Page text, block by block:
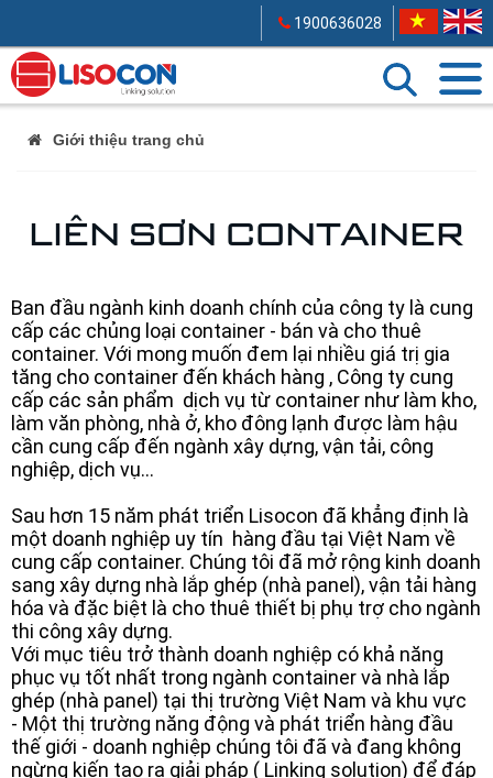
1900636028
Giới thiệu trang chủ
LIÊN SƠN CONTAINER
Ban đầu ngành kinh doanh chính của công ty là cung
cấp các chủng loại container - bán và cho thuê
container. Với mong muốn đem lại nhiều giá trị gia
tăng cho container đến khách hàng , Công ty cung
cấp các sản phẩm dịch vụ từ container như làm kho,
làm văn phòng, nhà ở, kho đông lạnh được làm hậu
cần cung cấp đến ngành xây dựng, vận tải, công
nghiệp, dịch vụ...
Sau hơn 15 năm phát triển Lisocon đã khẳng định là
một doanh nghiệp uy tín hàng đầu tại Việt Nam về
cung cấp container. Chúng tôi đã mở rộng kinh doanh
sang xây dựng nhà lắp ghép (nhà panel), vận tải hàng
hóa và đặc biệt là cho thuê thiết bị phụ trợ cho ngành
thi công xây dựng.
Với mục tiêu trở thành doanh nghiệp có khả năng
phục vụ tốt nhất trong ngành container và nhà lắp
ghép (nhà panel) tại thị trường Việt Nam và khu vực
- Một thị trường năng động và phát triển hàng đầu
thế giới - doanh nghiệp chúng tôi đã và đang không
ngừng kiến tạo ra giải pháp ( Linking solution) để đáp